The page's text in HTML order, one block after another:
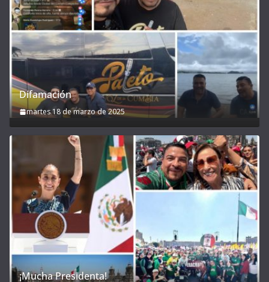
Difamación
martes 18 de marzo de 2025
¡Mucha Presidenta!